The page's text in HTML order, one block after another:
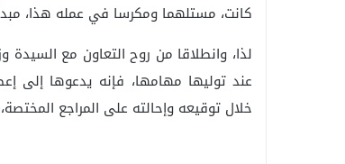
كانت، مستلهما ومكرسا في عمله هذا،
لذا، وانطلاقا من روح التعاون مع
عند توليها مهامها، فإنه يدعوها إلى
خلال توقيعه وإحالته على المراجع